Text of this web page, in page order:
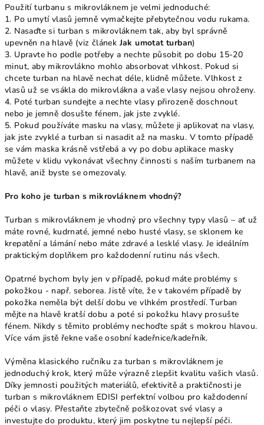
Použití turbanu s mikrovláknem je velmi jednoduché:
1. Po umytí vlasů jemně vymačkejte přebytečnou vodu rukama.
2. Nasaďte si turban s mikrovláknem tak, aby byl správně
upevněn na hlavě (viz článekJak umotat turban)
3. Upravte ho podle potřeby a nechte působit po dobu 15-20
minut, aby mikrovlákno mohlo absorbovat vlhkost. Pokud si
chcete turban na hlavě nechat déle, klidně můžete. Vlhkost z
vlasů už se vsákla do mikrovlákna a vaše vlasy nejsou ohroženy.
4. Poté turban sundejte a nechte vlasy přirozeně doschnout
nebo je jemně dosušte fénem, jak jste zvyklé.
5. Pokud používáte masku na vlasy, můžete ji aplikovat na vlasy,
jak jste zvyklé a turban si nasadit až na masku. V tomto případě
se vám maska krásně vstřebá a vy po dobu aplikace masky
můžete v klidu vykonávat všechny činnosti s naším turbanem na
hlavě, aniž byste se omezovaly.
Pro koho je turban s mikrovláknem vhodný?
Turban s mikrovláknem je vhodný pro všechny typy vlasů – ať už
máte rovné, kudrnaté, jemné nebo husté vlasy, se sklonem ke
krepatění a lámání nebo máte zdravé a lesklé vlasy. Je ideálním
praktickým doplňkem pro každodenní rutinu nás všech.
Opatrné bychom byly jen v případě, pokud máte problémy s
pokožkou - např. seborea. Jistě víte, že v takovém případě by
pokožka neměla být delší dobu ve vlhkém prostředí. Turban
mějte na hlavě kratší dobu a poté si pokožku hlavy prosušte
fénem. Nikdy s těmito problémy nechoďte spát s mokrou hlavou.
Více vám jistě řekne vaše osobní kadeřnice/kadeřník.
Výměna klasického ručníku za turban s mikrovláknem je
jednoduchý krok, který může výrazně zlepšit kvalitu vašich vlasů.
Díky jemnosti použitých materiálů, efektivitě a praktičnosti je
turban s mikrovláknem EDISI perfektní volbou pro každodenní
péči o vlasy. Přestaňte zbytečně poškozovat své vlasy a
investujte do produktu, který jim poskytne tu nejlepší péči.